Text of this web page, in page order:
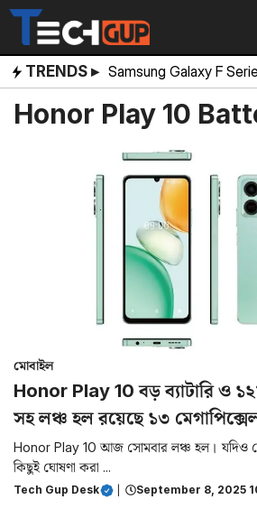
Skip
content
TRENDS ▸ Samsung Galaxy F
Honor Play 10
মোবাইল
Honor Play 10 বড় ব্যাটারি ও
সহ লঞ্চ হল রয়েছে ১৩
Honor Play 10 আজ সোমবার লঞ্চ হল। যদিও
কিছুই ঘোষণা করা ...
Tech Gup Desk September 8, 2025